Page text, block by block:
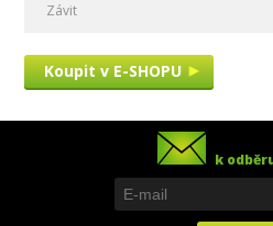
Závit
Koupit v E-SHOPU
k